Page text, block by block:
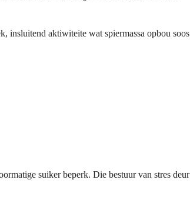
insluitend aktiwiteite wat spiermassa opbou soos
suiker beperk. Die bestuur van stres deur